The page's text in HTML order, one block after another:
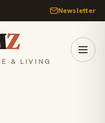
Newsletter
Z
& LIVING